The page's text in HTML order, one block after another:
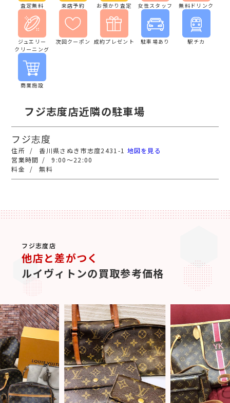
査定無料 来店予約 お預かり査定 女性スタッフ 無料ドリンク
ジュエリー
クリーニング
次回クーポン 成約プレゼント 駐車場あり 駅チカ
商業施設
フジ志度店近隣の駐車場
フジ志度
香川県さぬき市志度2431-1 地図を見る
9:00～22:00
無料
フジ志度店
他店と差がつく
ルイヴィトンの買取参考価格